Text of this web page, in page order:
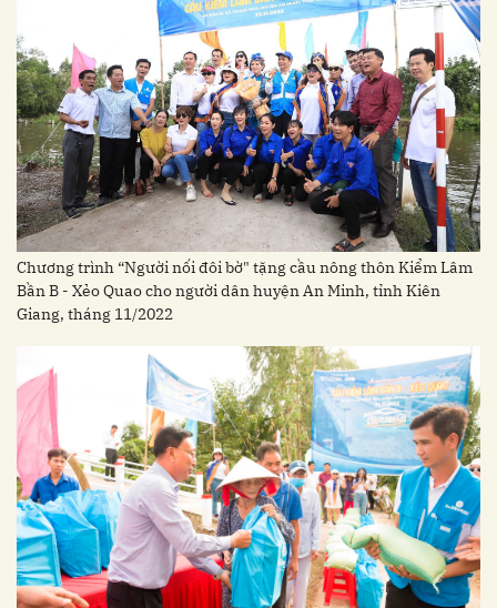
Chương trình “Người nối đôi bờ" tặng cầu nông thôn Kiểm Lâm
Bần B - Xẻo Quao cho người dân huyện An Minh, tỉnh Kiên
Giang, tháng 11/2022